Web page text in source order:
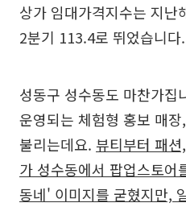
상가 임대가격지수는 지
2분기 113.4로 뛰었습니다.
성동구 성수동도 마찬가집
운영되는 체험형 홍보 매
불리는데요. 뷰티부터 패
가 성수동에서 팝업스토어
동네' 이미지를 굳혔지만,